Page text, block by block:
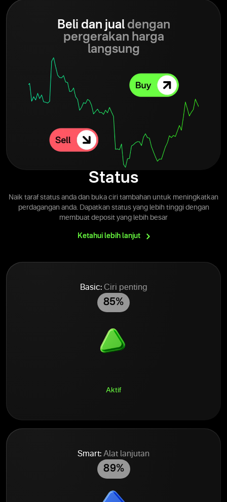
Beli dan jualdengan
pergerakan harga
langsung
Status
Naik taraf status anda dan buka ciri tambahan untuk meningkatkan
perdagangan anda. Dapatkan status yang lebih tinggi dengan
membuat deposit yang lebih besar
Ketahui lebih lanjut
Basic:Ciri penting
85%
Aktif
Smart: Alat lanjutan
89%